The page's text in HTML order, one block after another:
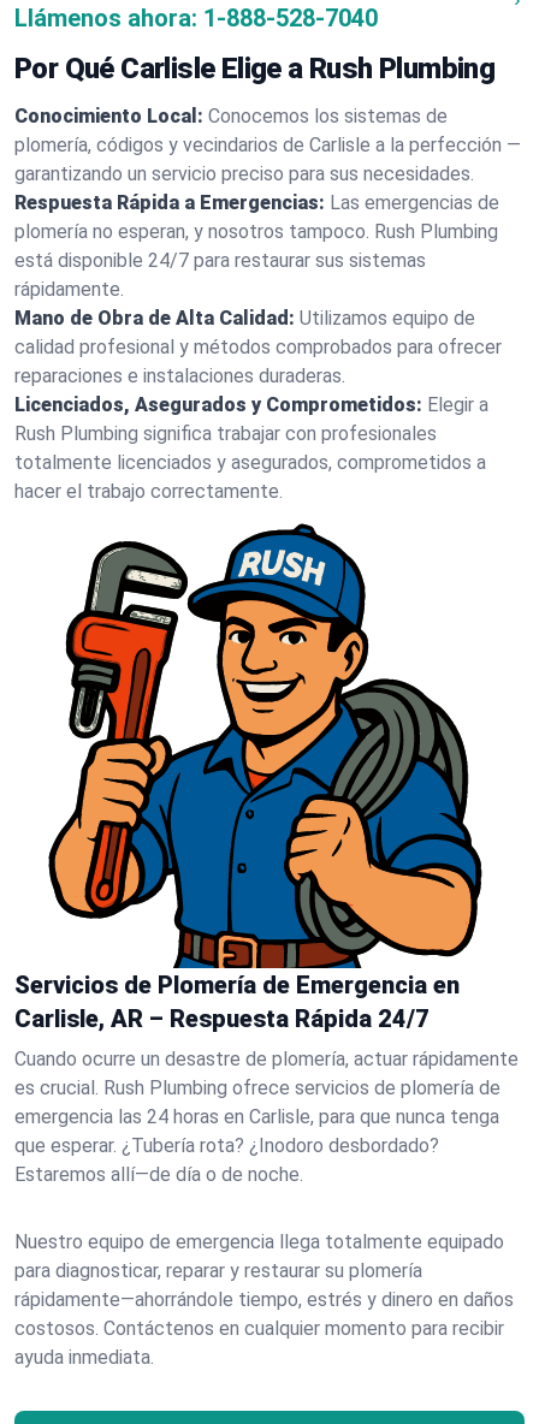
Llámenos ahora: 1-888-528-7040
Por Qué Carlisle Elige a Rush Plumbing
Conocimiento Local: Conocemos los sistemas de
plomería, códigos y vecindarios de Carlisle a la perfección —
garantizando un servicio preciso para sus necesidades.
Respuesta Rápida a Emergencias: Las emergencias de
plomería no esperan, y nosotros tampoco. Rush Plumbing
está disponible 24/7 para restaurar sus sistemas
rápidamente.
Mano de Obra de Alta Calidad: Utilizamos equipo de
calidad profesional y métodos comprobados para ofrecer
reparaciones e instalaciones duraderas.
Licenciados, Asegurados y Comprometidos: Elegir a
Rush Plumbing significa trabajar con profesionales
totalmente licenciados y asegurados, comprometidos a
hacer el trabajo correctamente.
Servicios de Plomería de Emergencia en
Carlisle, AR – Respuesta Rápida 24/7
Cuando ocurre un desastre de plomería, actuar rápidamente
es crucial. Rush Plumbing ofrece servicios de plomería de
emergencia las 24 horas en Carlisle, para que nunca tenga
que esperar. ¿Tubería rota? ¿Inodoro desbordado?
Estaremos allí—de día o de noche.
Nuestro equipo de emergencia llega totalmente equipado
para diagnosticar, reparar y restaurar su plomería
rápidamente—ahorrándole tiempo, estrés y dinero en daños
costosos. Contáctenos en cualquier momento para recibir
ayuda inmediata.